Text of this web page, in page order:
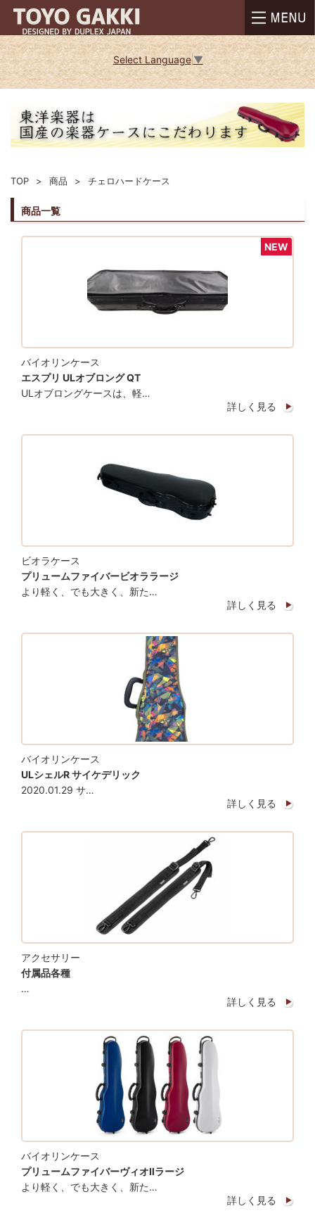
Select Language ▼
TOP 商品 チェロハードケース
商品一覧
NEW
バイオリンケース
エスプリ ULオブロング QT
ULオブロングケースは、軽…
詳しく見る
ビオラケース
プリュームファイバービオララージ
より軽く、でも大きく、新た…
詳しく見る
バイオリンケース
ULシェルR サイケデリック
2020.01.29 サ…
詳しく見る
アクセサリー
付属品各種
…
詳しく見る
バイオリンケース
プリュームファイバーヴィオⅡラージ
より軽く、でも大きく、新た…
詳しく見る